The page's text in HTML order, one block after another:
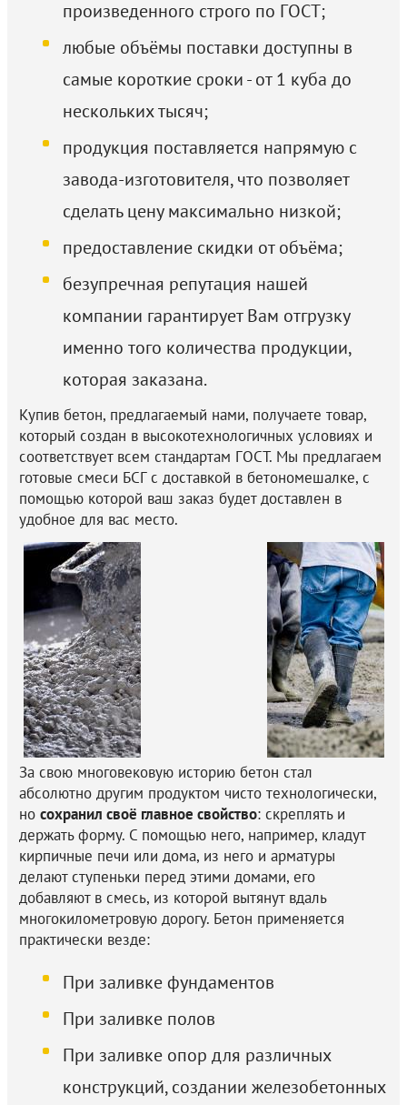
произведенного строго по ГОСТ;
любые объёмы поставки доступны в
самые короткие сроки - от 1 куба до
нескольких тысяч;
продукция поставляется напрямую с
завода-изготовителя, что позволяет
сделать цену максимально низкой;
предоставление скидки от объёма;
безупречная репутация нашей
компании гарантирует Вам отгрузку
именно того количества продукции,
которая заказана.
Купив бетон, предлагаемый нами, получаете товар,
который создан в высокотехнологичных условиях и
соответствует всем стандартам ГОСТ. Мы предлагаем
готовые смеси БСГ с доставкой в бетономешалке, с
помощью которой ваш заказ будет доставлен в
удобное для вас место.
За свою многовековую историю бетон стал
абсолютно другим продуктом чисто технологически,
носохранил своё главное свойство: скреплять и
держать форму. С помощью него, например, кладут
кирпичные печи или дома, из него и арматуры
делают ступеньки перед этими домами, его
добавляют в смесь, из которой вытянут вдаль
многокилометровую дорогу. Бетон применяется
практически везде:
При заливке фундаментов
При заливке полов
При заливке опор для различных
конструкций, создании железобетонных